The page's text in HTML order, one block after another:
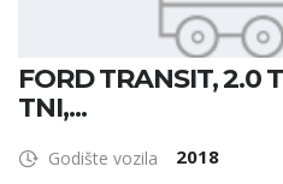
FORD TRANSIT, 2.0
TNI,...
Godište vozila 2018